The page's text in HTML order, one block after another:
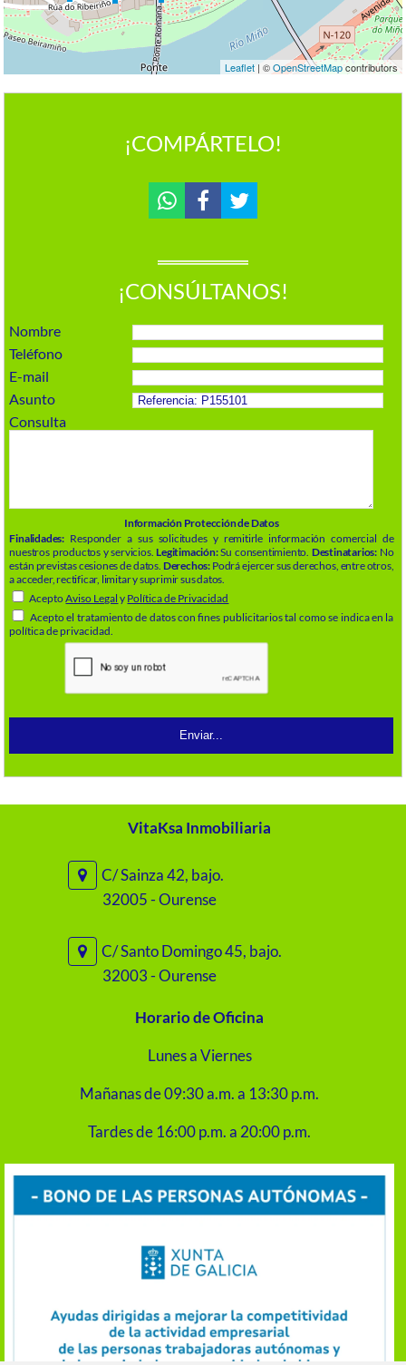
Leaflet| ©OpenStreetMapcontributors
¡COMPÁRTELO!
¡CONSÚLTANOS!
Nombre
Teléfono
E-mail
Asunto
Consulta
Información Protección de Datos
Finalidades: Responder a sus solicitudes y remitirle información comercial de
nuestros productos y servicios.Legitimación:Su consentimiento. Destinatarios:No
están previstas cesiones de datos. Derechos: Podrá ejercer sus derechos, entre otros,
a acceder, rectificar, limitar y suprimir sus datos.
AceptoAviso Legal y Política de Privacidad
Acepto el tratamiento de datos con fines publicitarios tal como se indica en la
política de privacidad.
VitaKsa Inmobiliaria
C/ Sainza 42, bajo.
32005 - Ourense
C/ Santo Domingo 45, bajo.
32003 - Ourense
Horario de Oficina
Lunes a Viernes
Mañanas de 09:30 a.m. a 13:30 p.m.
Tardes de 16:00 p.m. a 20:00 p.m.